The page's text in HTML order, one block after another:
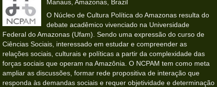
Manaus, Amazonas, Brazil
O Núcleo de Cultura Política do Amazonas resulta do
debate acadêmico vivenciado na Universidade
Federal do Amazonas (Ufam). Sendo uma expressão do curso de
Ciências Sociais, interessado em estudar e compreender as
relações sociais, culturais e políticas a partir da complexidade das
forças sociais que operam na Amazônia. O NCPAM tem como meta
ampliar as discussões, formar rede propositiva de interação que
responda às demandas sociais e requer objetividade e determinação